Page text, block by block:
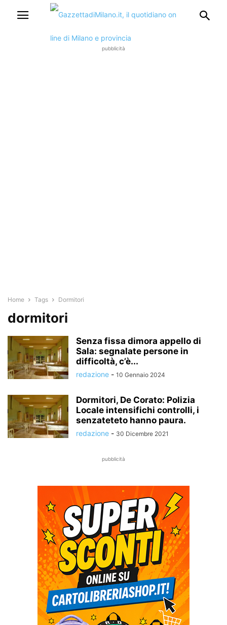
pubblicità
Home Tags Dormitori
dormitori
Senza fissa dimora appello di
Sala: segnalate persone in
difficoltà, c’è...
redazione - 10 Gennaio 2024
Dormitori, De Corato: Polizia
Locale intensifichi controlli, i
senzateteto hanno paura.
redazione - 30 Dicembre 2021
pubblicità